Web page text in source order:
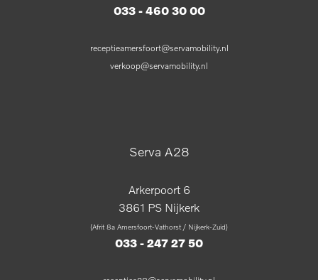
033 - 460 30 00
receptieamersfoort@servamobility.nl
verkoop@servamobility.nl
Serva A28
Arkerpoort 6
3861 PS Nijkerk
(Afrit 8a Amersfoort-Vathorst / Nijkerk-Zuid)
033 - 247 27 50